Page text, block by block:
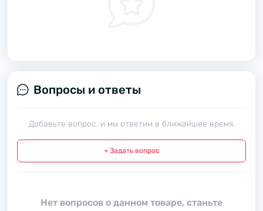
Вопросы и ответы
Добавьте вопрос, и мы ответим в ближайшее время.
+ Задать вопрос
Нет вопросов о данном товаре, станьте